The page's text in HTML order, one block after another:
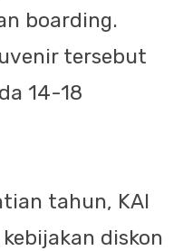
boarding.
tersebut
14-18
tahun, KAI
diskon